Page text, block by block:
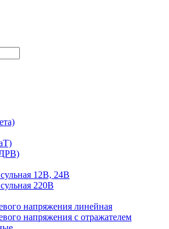
12В, 24В
220В
напряжения линейная
напряжения с отражателем